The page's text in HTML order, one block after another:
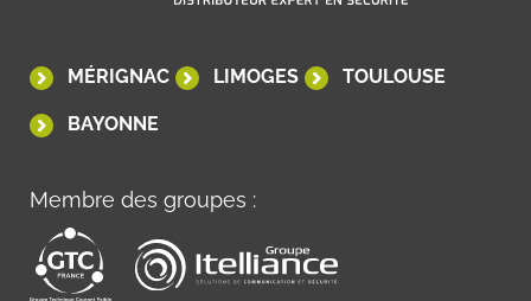
MÉRIGNAC LIMOGES TOULOUSE
BAYONNE
Membre des groupes :